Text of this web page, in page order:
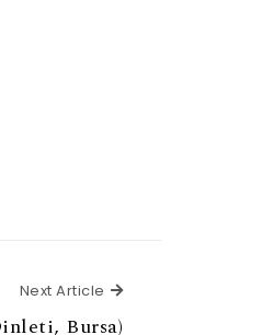
Next Article Next Article
Bursa)